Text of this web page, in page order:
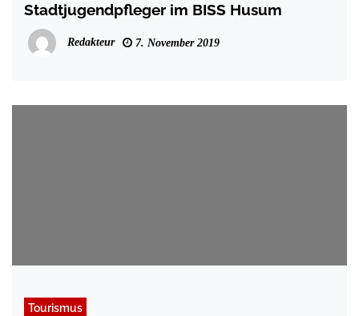
Stadtjugendpfleger im BISS Husum
Redakteur 7. November 2019
Tourismus